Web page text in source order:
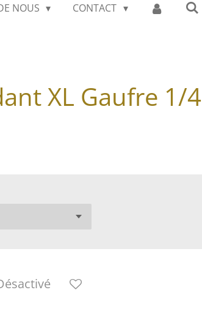
NOUS CONTACT
XL Gaufre 1/4